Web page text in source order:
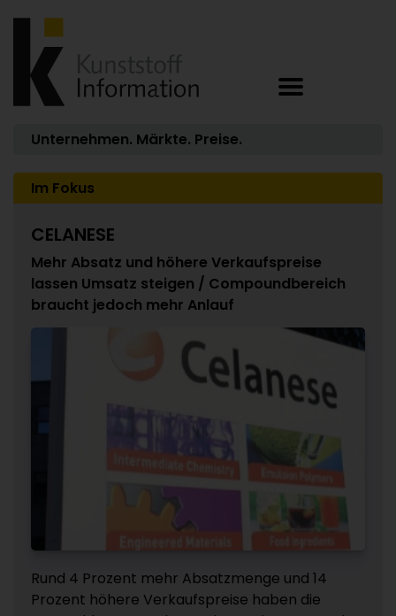
Unternehmen. Märkte. Preise.
Im Fokus
CELANESE
Mehr Absatz und höhere Verkaufspreise
lassen Umsatz steigen / Compoundbereich
braucht jedoch mehr Anlauf
Rund 4 Prozent mehr Absatzmenge und 14
Prozent höhere Verkaufspreise haben die